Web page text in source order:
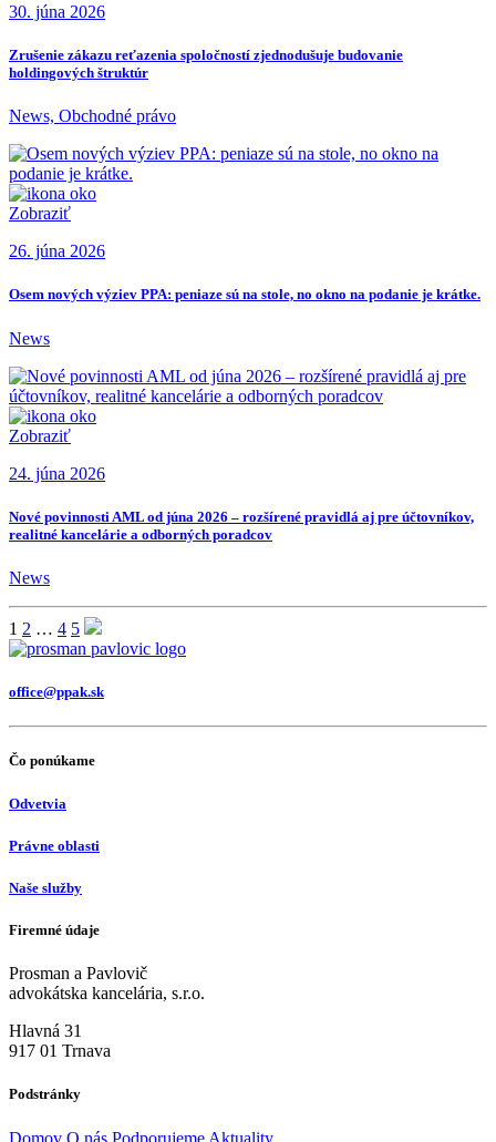
30. júna 2026
Zrušenie zákazu reťazenia spoločností zjednodušuje budovanie
holdingových štruktúr
News, Obchodné právo
Zobraziť
26. júna 2026
Osem nových výziev PPA: peniaze sú na stole, no okno na podanie je krátke.
News
Zobraziť
24. júna 2026
Nové povinnosti AML od júna 2026 – rozšírené pravidlá aj pre účtovníkov,
realitné kancelárie a odborných poradcov
News
1 2 … 4 5
office@ppak.sk
Čo ponúkame
Odvetvia
Právne oblasti
Naše služby
Firemné údaje
Prosman a Pavlovič
advokátska kancelária, s.r.o.
Hlavná 31
917 01 Trnava
Podstránky
Domov O nás Podporujeme Aktuality